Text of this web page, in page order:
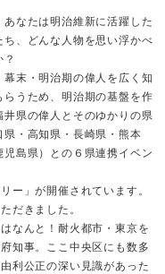
あなたは明治維新に活躍した
ち、どんな人物を思い浮かべ
？
幕末・明治期の偉人を広く知
らうため、明治期の基盤を作
井県の偉人とそのゆかりの県
県・高知県・長崎県・熊本
児島県）との６県連携イベン
ー」が開催されています。
だきました。
なんと！耐火都市・東京を
知事。ここ中央区にも数多
利公正の深い見識があった